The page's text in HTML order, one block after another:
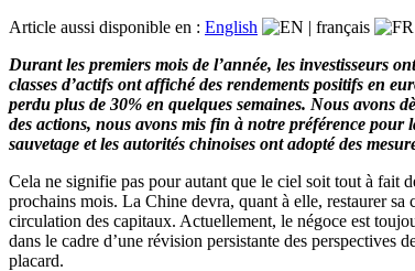
Article aussi disponible en : English | français
Durant les premiers mois de l’année, les investisseurs
classes d’actifs ont affiché des rendements positifs en
perdu plus de 30% en quelques semaines. Nous avons
des actions, nous avons mis fin à notre préférence
sauvetage et les autorités chinoises ont adopté des
Cela ne signifie pas pour autant que le ciel soit tout à fait
prochains mois. La Chine devra, quant à elle, restaurer
circulation des capitaux. Actuellement, le négoce est
dans le cadre d’une révision persistante des perspectives
placard.